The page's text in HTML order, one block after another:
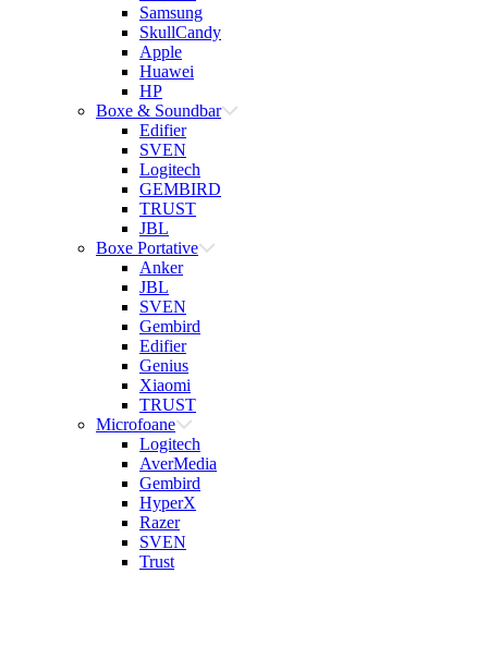
Samsung
SkullCandy
Apple
Huawei
HP
Boxe & Soundbar
Edifier
SVEN
Logitech
GEMBIRD
TRUST
JBL
Boxe Portative
Anker
JBL
SVEN
Gembird
Edifier
Genius
Xiaomi
TRUST
Microfoane
Logitech
AverMedia
Gembird
HyperX
Razer
SVEN
Trust